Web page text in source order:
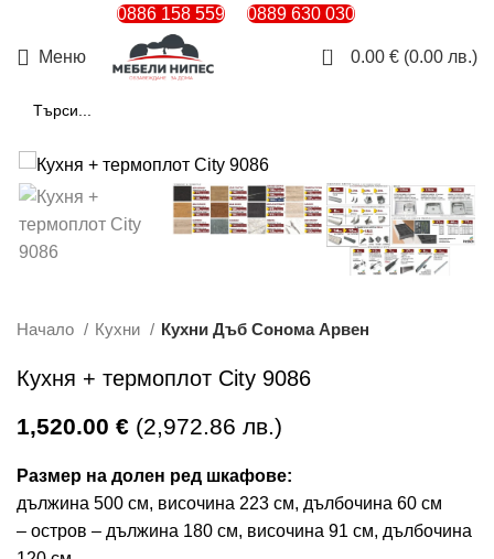
0886 158 559 0889 630 030
Меню 0 0.00 € (0.00 лв.)
Начало Кухни Кухни Дъб Сонома Арвен
Кухня + термоплот City 9086
1,520.00 € (2,972.86 лв.)
Размер на долен ред шкафове:
дължина 500 см, височина 223 см, дълбочина 60 см
– остров – дължина 180 см, височина 91 см, дълбочина